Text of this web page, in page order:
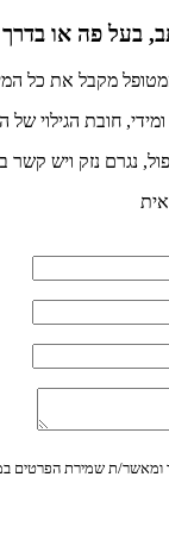
בעל פה או
מקבל את כל
ומידי, חובת
נגרם נזק ויש קשר
ת שמירת הפרטים